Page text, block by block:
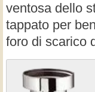
ventosa dello
tappato per
foro di scarico